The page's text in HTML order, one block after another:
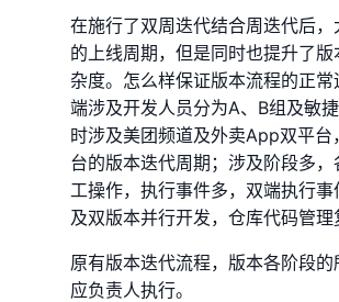
在施行了双周迭代结合周迭代后
的上线周期，但是同时也提升了
杂度。怎么样保证版本流程的正
端涉及开发人员分为A、B组及敏
时涉及美团频道及外卖App双平台
台的版本迭代周期；涉及阶段多，
工操作，执行事件多，双端执行
及双版本并行开发，仓库代码管理
原有版本迭代流程，版本各阶段
应负责人执行。